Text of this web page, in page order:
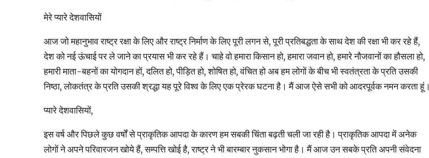
मेरे प्‍यारे देशवासियों
आज जो महानुभाव राष्‍ट्र रक्षा के लिए और राष्‍ट्र निर्माण के लिए पूरी लगन से, पूरी प्रतिबद्धता के साथ देश की रक्षा भी कर रहे हैं,
देश को नई ऊंचाई पर ले जाने का प्रयास भी कर रहे हैं। चाहे वो हमारा किसान हो, हमारा जवान हो, हमारे नौजवानों का हौसला हो,
हमारी माता-बहनों का योगदान हों, दलित हो, पीड़ित हो, शोषित हो, वंचित हो अब हम लोगों के बीच भी स्‍वतंत्रता के प्रति उसकी
निष्‍ठा, लोकतंत्र के प्रति उसकी श्रद्धा यह पूरे विश्‍व के लिए एक प्रेरक घटना है। मैं आज ऐसे सभी को आदरपूर्वक नमन करता हूं।
प्‍यारे देशवासियों,
इस वर्ष और पिछले कुछ वर्षों से प्राकृतिक आपदा के कारण हम सबकी चिंता बढ़ती चली जा रही है। प्राकृतिक आपदा में अनेक
लोगों ने अपने परिवारजन खोये हैं, सम्‍पत्ति खोई है, राष्‍ट्र ने भी बारम्बार नुकसान भोगा है। मैं आज उन सबके प्रति अपनी संवेदना